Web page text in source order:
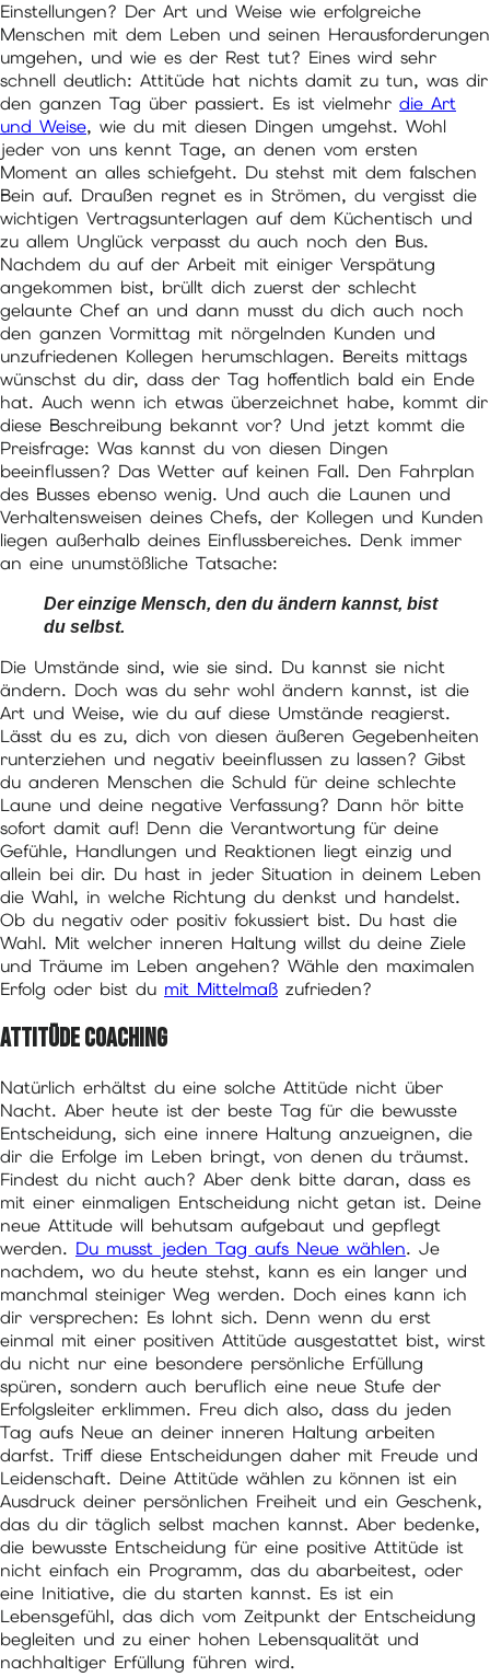
Einstellungen? Der Art und Weise wie erfolgreiche
Menschen mit dem Leben und seinen Herausforderungen
umgehen, und wie es der Rest tut? Eines wird sehr
schnell deutlich: Attitüde hat nichts damit zu tun, was dir
den ganzen Tag über passiert. Es ist vielmehr die Art
und Weise, wie du mit diesen Dingen umgehst. Wohl
jeder von uns kennt Tage, an denen vom ersten
Moment an alles schiefgeht. Du stehst mit dem falschen
Bein auf. Draußen regnet es in Strömen, du vergisst die
wichtigen Vertragsunterlagen auf dem Küchentisch und
zu allem Unglück verpasst du auch noch den Bus.
Nachdem du auf der Arbeit mit einiger Verspätung
angekommen bist, brüllt dich zuerst der schlecht
gelaunte Chef an und dann musst du dich auch noch
den ganzen Vormittag mit nörgelnden Kunden und
unzufriedenen Kollegen herumschlagen. Bereits mittags
wünschst du dir, dass der Tag hoffentlich bald ein Ende
hat. Auch wenn ich etwas überzeichnet habe, kommt dir
diese Beschreibung bekannt vor? Und jetzt kommt die
Preisfrage: Was kannst du von diesen Dingen
beeinflussen? Das Wetter auf keinen Fall. Den Fahrplan
des Busses ebenso wenig. Und auch die Launen und
Verhaltensweisen deines Chefs, der Kollegen und Kunden
liegen außerhalb deines Einflussbereiches. Denk immer
an eine unumstößliche Tatsache:
Der einzige Mensch, den du ändern kannst, bist
du selbst.
Die Umstände sind, wie sie sind. Du kannst sie nicht
ändern. Doch was du sehr wohl ändern kannst, ist die
Art und Weise, wie du auf diese Umstände reagierst.
Lässt du es zu, dich von diesen äußeren Gegebenheiten
runterziehen und negativ beeinflussen zu lassen? Gibst
du anderen Menschen die Schuld für deine schlechte
Laune und deine negative Verfassung? Dann hör bitte
sofort damit auf! Denn die Verantwortung für deine
Gefühle, Handlungen und Reaktionen liegt einzig und
allein bei dir. Du hast in jeder Situation in deinem Leben
die Wahl, in welche Richtung du denkst und handelst.
Ob du negativ oder positiv fokussiert bist. Du hast die
Wahl. Mit welcher inneren Haltung willst du deine Ziele
und Träume im Leben angehen? Wähle den maximalen
Erfolg oder bist du mit Mittelmaß zufrieden?
Attitüde Coaching
Natürlich erhältst du eine solche Attitüde nicht über
Nacht. Aber heute ist der beste Tag für die bewusste
Entscheidung, sich eine innere Haltung anzueignen, die
dir die Erfolge im Leben bringt, von denen du träumst.
Findest du nicht auch? Aber denk bitte daran, dass es
mit einer einmaligen Entscheidung nicht getan ist. Deine
neue Attitude will behutsam aufgebaut und gepflegt
werden. Du musst jeden Tag aufs Neue wählen. Je
nachdem, wo du heute stehst, kann es ein langer und
manchmal steiniger Weg werden. Doch eines kann ich
dir versprechen: Es lohnt sich. Denn wenn du erst
einmal mit einer positiven Attitüde ausgestattet bist, wirst
du nicht nur eine besondere persönliche Erfüllung
spüren, sondern auch beruflich eine neue Stufe der
Erfolgsleiter erklimmen. Freu dich also, dass du jeden
Tag aufs Neue an deiner inneren Haltung arbeiten
darfst. Triff diese Entscheidungen daher mit Freude und
Leidenschaft. Deine Attitüde wählen zu können ist ein
Ausdruck deiner persönlichen Freiheit und ein Geschenk,
das du dir täglich selbst machen kannst. Aber bedenke,
die bewusste Entscheidung für eine positive Attitüde ist
nicht einfach ein Programm, das du abarbeitest, oder
eine Initiative, die du starten kannst. Es ist ein
Lebensgefühl, das dich vom Zeitpunkt der Entscheidung
begleiten und zu einer hohen Lebensqualität und
nachhaltiger Erfüllung führen wird.